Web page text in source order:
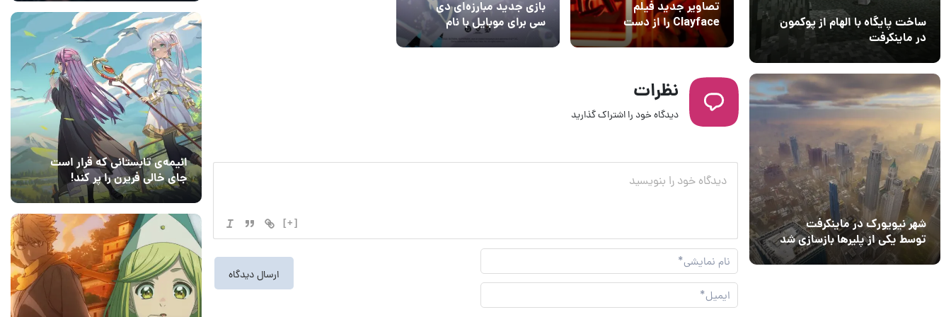
ساخت پایگاه با الهام از پوکمون
در ماینکرفت
شهر نیویورک در ماینکرفت
توسط یکی از پلیرها بازسازی شد
تصاویر جدید فیلم
Clayface را از دست
ندهید
بازی جدید مبارزه‌ای دی
سی برای موبایل با نام
DCKO معرفی شد
نظرات
دیدگاه خود را اشتراک گذارید
[+]
نام
نمایشی*
ایمیل*
انیمه‌ی تابستانی که قرار است
جای خالی فریرن را پر کند!
14 مرداد 1405